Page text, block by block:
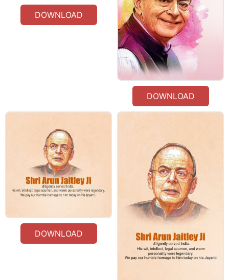
DOWNLOAD
DOWNLOAD
DOWNLOAD